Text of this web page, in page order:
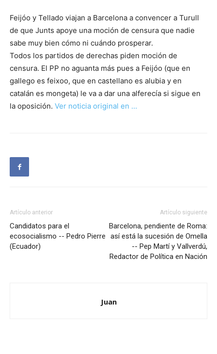
Feijóo y Tellado viajan a Barcelona a convencer a Turull
de que Junts apoye una moción de censura que nadie
sabe muy bien cómo ni cuándo prosperar.
Todos los partidos de derechas piden moción de
censura. El PP no aguanta más pues a Feijóo (que en
gallego es feixoo, que en castellano es alubia y en
catalán es mongeta) le va a dar una alferecía si sigue en
la oposición. Ver noticia original en …
Artículo anterior
Candidatos para el
ecosocialismo -- Pedro Pierre
(Ecuador)
Artículo siguiente
Barcelona, pendiente de Roma:
así está la sucesión de Omella
-- Pep Martí y Vallverdú,
Redactor de Política en Nación
Juan